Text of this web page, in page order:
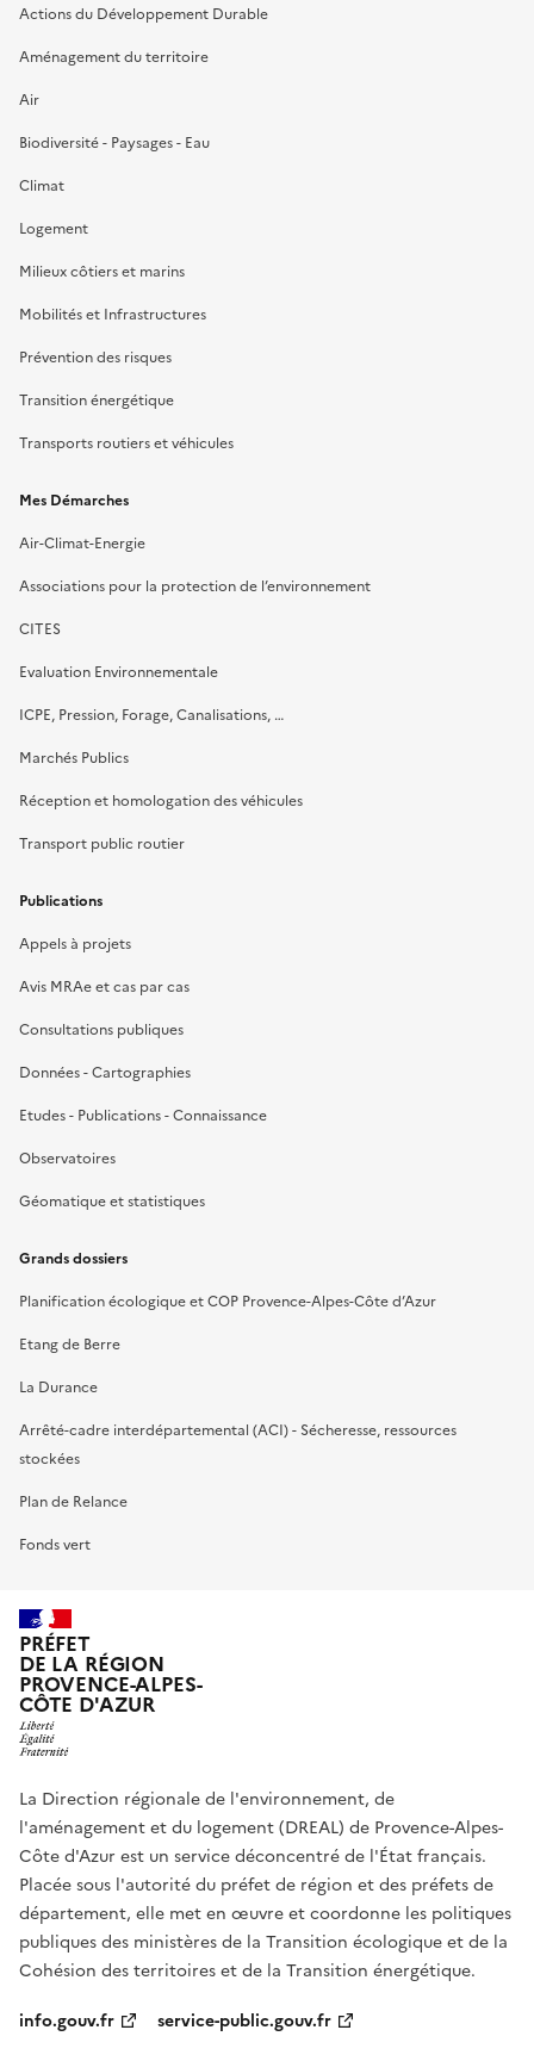
Actions du Développement Durable
Aménagement du territoire
Air
Biodiversité - Paysages - Eau
Climat
Logement
Milieux côtiers et marins
Mobilités et Infrastructures
Prévention des risques
Transition énergétique
Transports routiers et véhicules
Mes Démarches
Air-Climat-Energie
Associations pour la protection de l’environnement
CITES
Evaluation Environnementale
ICPE, Pression, Forage, Canalisations, …
Marchés Publics
Réception et homologation des véhicules
Transport public routier
Publications
Appels à projets
Avis MRAe et cas par cas
Consultations publiques
Données - Cartographies
Etudes - Publications - Connaissance
Observatoires
Géomatique et statistiques
Grands dossiers
Planification écologique et COP Provence-Alpes-Côte d’Azur
Etang de Berre
La Durance
Arrêté-cadre interdépartemental (ACI) - Sécheresse, ressources
stockées
Plan de Relance
Fonds vert
PRÉFET
DE LA RÉGION
PROVENCE-ALPES-
CÔTE D'AZUR
La Direction régionale de l'environnement, de
l'aménagement et du logement (DREAL) de Provence-Alpes-
Côte d'Azur est un service déconcentré de l'État français.
Placée sous l'autorité du préfet de région et des préfets de
département, elle met en œuvre et coordonne les politiques
publiques des ministères de la Transition écologique et de la
Cohésion des territoires et de la Transition énergétique.
info.gouv.fr
service-public.gouv.fr